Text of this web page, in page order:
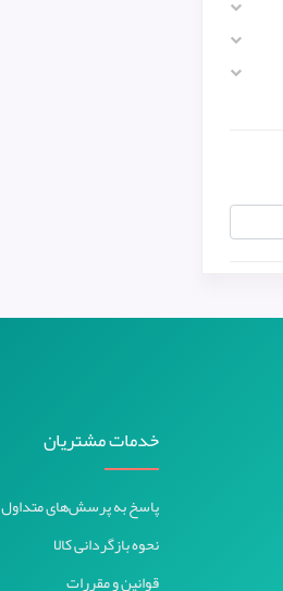
خدمات مشتریان
پاسخ به پرسش‌های متداول
نحوه بازگردانی کالا
قوانین و مقررات